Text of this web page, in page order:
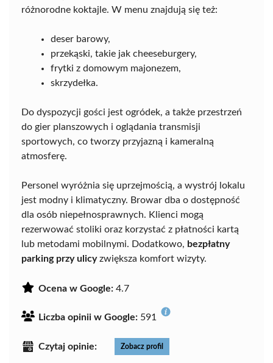
różnorodne koktajle. W menu znajdują się też:
deser barowy,
przekąski, takie jak cheeseburgery,
frytki z domowym majonezem,
skrzydełka.
Do dyspozycji gości jest ogródek, a także przestrzeń
do gier planszowych i oglądania transmisji
sportowych, co tworzy przyjazną i kameralną
atmosferę.
Personel wyróżnia się uprzejmością, a wystrój lokalu
jest modny i klimatyczny. Browar dba o dostępność
dla osób niepełnosprawnych. Klienci mogą
rezerwować stoliki oraz korzystać z płatności kartą
lub metodami mobilnymi. Dodatkowo, bezpłatny
parking przy ulicyzwiększa komfort wizyty.
Ocena w Google: 4.7
Liczba opinii w Google: 591
Czytaj opinie: Zobacz profil